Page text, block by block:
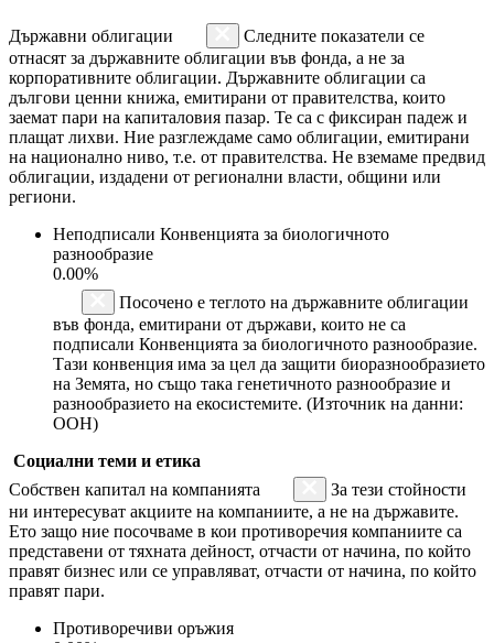
Държавни облигации
Следните показатели се
отнасят за държавните облигации във фонда, а не за
корпоративните облигации. Държавните облигации са
дългови ценни книжа, емитирани от правителства, които
заемат пари на капиталовия пазар. Те са с фиксиран падеж и
плащат лихви. Ние разглеждаме само облигации, емитирани
на национално ниво, т.е. от правителства. Не вземаме предвид
облигации, издадени от регионални власти, общини или
региони.
Неподписали Конвенцията за биологичното
разнообразие
0.00%
Посочено е теглото на държавните облигации
във фонда, емитирани от държави, които не са
подписали Конвенцията за биологичното разнообразие.
Тази конвенция има за цел да защити биоразнообразието
на Земята, но също така генетичното разнообразие и
разнообразието на екосистемите. (Източник на данни:
ООН)
Социални теми и етика
Собствен капитал на компанията
За тези стойности
ни интересуват акциите на компаниите, а не на държавите.
Ето защо ние посочваме в кои противоречия компаниите са
представени от тяхната дейност, отчасти от начина, по който
правят бизнес или се управляват, отчасти от начина, по който
правят пари.
Противоречиви оръжия